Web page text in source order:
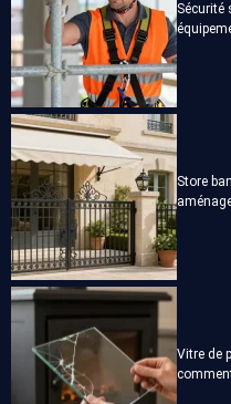
Sécurité
Store
Vitre de